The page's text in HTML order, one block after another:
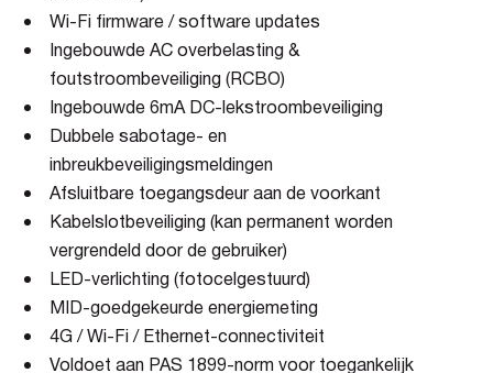
Wi-Fi firmware / software updates
Ingebouwde AC overbelasting &
foutstroombeveiliging (RCBO)
Ingebouwde 6mA DC-lekstroombeveiliging
Dubbele sabotage- en
inbreukbeveiligingsmeldingen
Afsluitbare toegangsdeur aan de voorkant
Kabelslotbeveiliging (kan permanent worden
vergrendeld door de gebruiker)
LED-verlichting (fotocelgestuurd)
MID-goedgekeurde energiemeting
4G / Wi-Fi / Ethernet-connectiviteit
Voldoet aan PAS 1899-norm voor toegankelijk